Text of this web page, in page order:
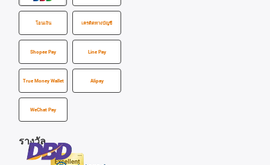
โอนเงิน เครดิตทางบัญชี
Shopee Pay Line Pay
True Money Wallet Alipay
WeChat Pay
รางวัล